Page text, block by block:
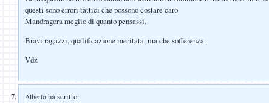
questi sono errori tattici che possono costare caro
Mandragora meglio di quanto pensassi.
Bravi ragazzi, qualificazione meritata, ma che sofferenza.
Vdz
Alberto ha scritto: